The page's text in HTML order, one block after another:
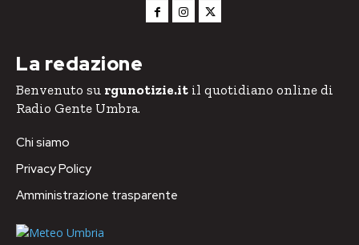
La redazione
Benvenuto su rgunotizie.it il quotidiano online di
Radio Gente Umbra.
Chi siamo
Privacy Policy
Amministrazione trasparente